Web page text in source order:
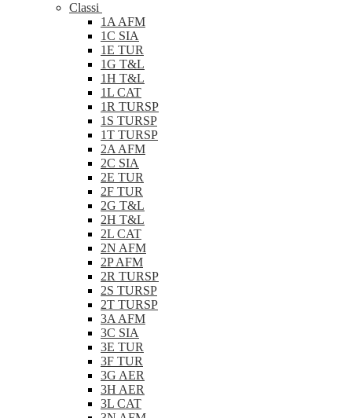
Classi
1A AFM
1C SIA
1E TUR
1G T&L
1H T&L
1L CAT
1R TURSP
1S TURSP
1T TURSP
2A AFM
2C SIA
2E TUR
2F TUR
2G T&L
2H T&L
2L CAT
2N AFM
2P AFM
2R TURSP
2S TURSP
2T TURSP
3A AFM
3C SIA
3E TUR
3F TUR
3G AER
3H AER
3L CAT